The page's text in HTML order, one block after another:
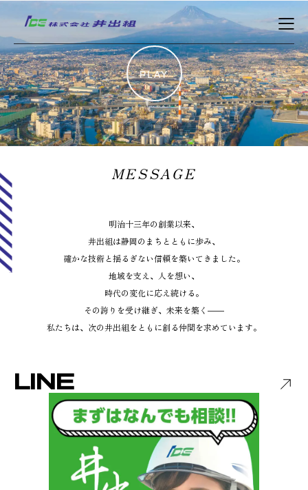
PLAY
MESSAGE
明治十三年の創業以来、
井出組は静岡のまちとともに歩み、
確かな技術と揺るぎない信頼を築いてきました。
地域を支え、人を想い、
時代の変化に応え続ける。
その誇りを受け継ぎ、未来を築く――
私たちは、次の井出組をともに創る仲間を求めています。
LINE